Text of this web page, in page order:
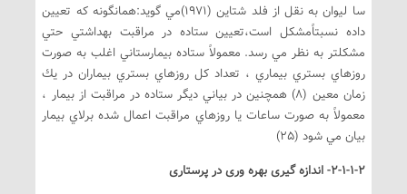
سا ليوان به نقل از فلد شتاين (1971)مي گويد:همانگونه كه تعيين
داده نسبتاًمشكل است،تعيين ستاده در مراقبت بهداشتي حتي
مشكلتر به نظر مي رسد. معمولاً ستاده بيمارستاني اغلب به صورت
روزهاي بستري بيماري ، تعداد كل روزهاي بستري بيماران در يك
زمان معين (8) همچنين در بياني ديگر ستاده در مراقبت از بيمار ،
معمولاً به صورت ساعات يا روزهاي مراقبت اعمال شده برلاي بيمار
بيان مي شود (25)
2-1-1-2- اندازه گيری بهره وری در پرستاری